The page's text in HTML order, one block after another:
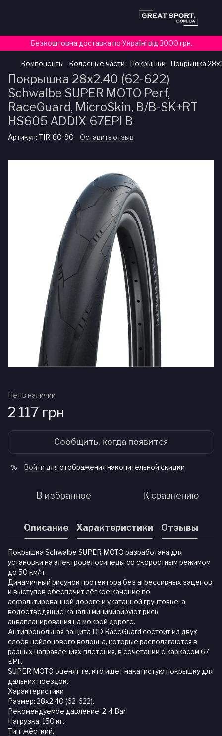
Безкоштовна доставка по Україні від 3000 грн.
Компоненты Колесные части Покрышки Покрышка
Покрышка 28x2.40 (62-622)
Schwalbe SUPER MOTO Perf,
RaceGuard, MicroSkin, B/B-SK+RT
HS605 ADDIX 67EPI B
Артикул: TIR-80-90 Оставить отзыв
Нет в наличии
2 117 грн
Сообщить, когда появится
% Войти для отображения накопительной скидки
В избранное К сравнению
Описание Характеристики Отзывы
Покрышка Schwalbe SUPER MOTO разработана для
установки на электровелосипеды со скоростным режимом
до 50 км/ч.
Динамичный рисунок протектора без агрессивных зацепов
и выступов обеспечит лёгкое качение по
асфальтированной дороге и укатанной грунтовке, а
водоотводящие каналы минимизируют риск
аквапланирования на мокрой дороге.
Антипрокольная защита DD RaceGuard состоит из двух
слоёв нейлонового волокна, которые располагаются в
разных направлениях плетения, в сочетании с каркасом 67
EPI..
SUPER MOTO оценят те, кто ищет накатистую покрышку для
дальних поездок.
Характеристики
Размер: 28x2.40 (62-622).
Рекомендуемое давление: 2-4 Bar.
Нагрузка: 150 кг.
Тип: жёсткий.